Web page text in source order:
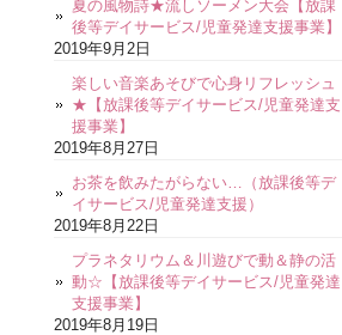
夏の風物詩★流しソーメン大会【放課
後等デイサービス/児童発達支援事業】
2019年9月2日
楽しい音楽あそびで心身リフレッシュ
★【放課後等デイサービス/児童発達支
援事業】
2019年8月27日
お茶を飲みたがらない…（放課後等デ
イサービス/児童発達支援）
2019年8月22日
プラネタリウム＆川遊びで動＆静の活
動☆【放課後等デイサービス/児童発達
支援事業】
2019年8月19日